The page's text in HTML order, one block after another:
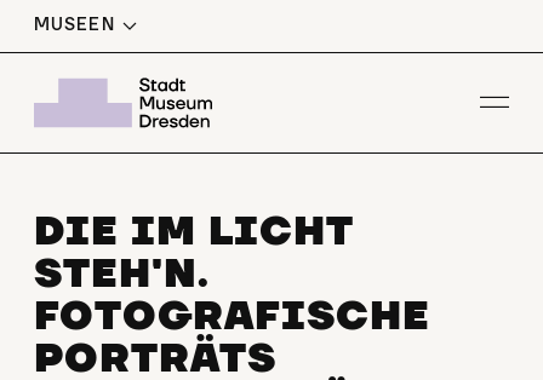
MUSEEN
DIE IM LICHT
STEH'N.
FOTOGRAFISCHE
PORTRÄTS